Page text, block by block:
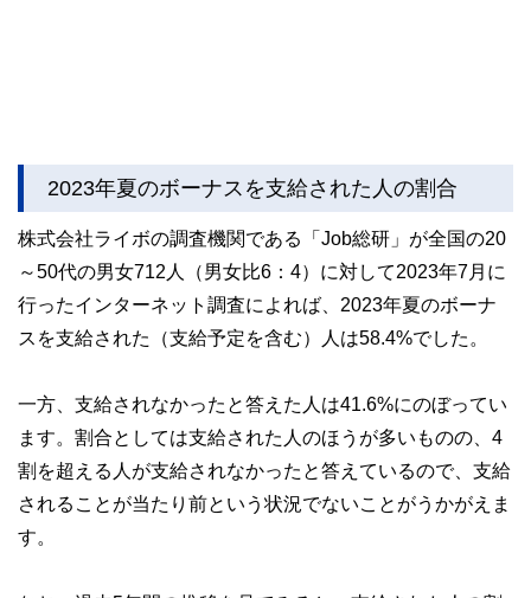
2023年夏のボーナスを支給された人の割合
株式会社ライボの調査機関である「Job総研」が全国の20
～50代の男女712人（男女比6：4）に対して2023年7月に
行ったインターネット調査によれば、2023年夏のボーナ
スを支給された（支給予定を含む）人は58.4%でした。
一方、支給されなかったと答えた人は41.6%にのぼってい
ます。割合としては支給された人のほうが多いものの、4
割を超える人が支給されなかったと答えているので、支給
されることが当たり前という状況でないことがうかがえま
す。